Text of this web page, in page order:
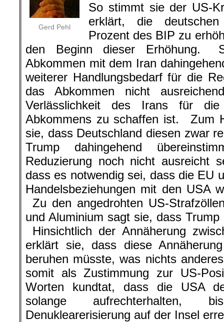
Gerd Pehl
So stimmt sie der US-
erklärt, die
Prozent des BIP zu
den Beginn dieser Erhöhung.
Abkommen mit dem Iran
weiterer Handlungsbedarf für die
das Abkommen nicht
Verlässlichkeit des Irans für
Abkommens zu schaffen ist. Zum
sie, dass Deutschland diesen zwar
Trump dahingehend
Reduzierung noch nicht ausreicht
dass es notwendig sei, dass die EU
Handelsbeziehungen mit den USA
Zu den angedrohten US-
und Aluminium sagt sie, dass
Hinsichtlich der Annäherung
erklärt sie, dass diese
beruhen müsste, was nichts
somit als Zustimmung zur US-
Worten kundtat, dass die USA
solange aufrechterhalten,
Denuklearerisierung auf der Insel